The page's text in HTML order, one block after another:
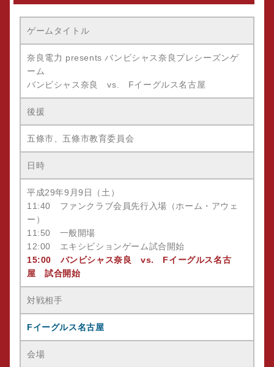
ゲームタイトル
奈良電力 presents バンビシャス奈良プレシーズンゲ
ーム
バンビシャス奈良 vs. Fイーグルス名古屋
後援
五條市、五條市教育委員会
日時
平成29年9月9日（土）
11:40 ファンクラブ会員先行入場（ホーム・アウェ
ー）
11:50 一般開場
12:00 エキシビションゲーム試合開始
15:00 バンビシャス奈良 vs. Fイーグルス名古
屋 試合開始
対戦相手
Fイーグルス名古屋
会場